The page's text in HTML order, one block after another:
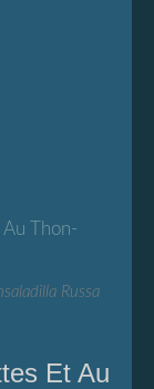
Russa
Et Au